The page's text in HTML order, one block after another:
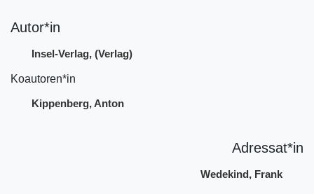
Autor*in
Insel-Verlag, (Verlag)
Koautoren*in
Kippenberg, Anton
Adressat*in
Wedekind, Frank